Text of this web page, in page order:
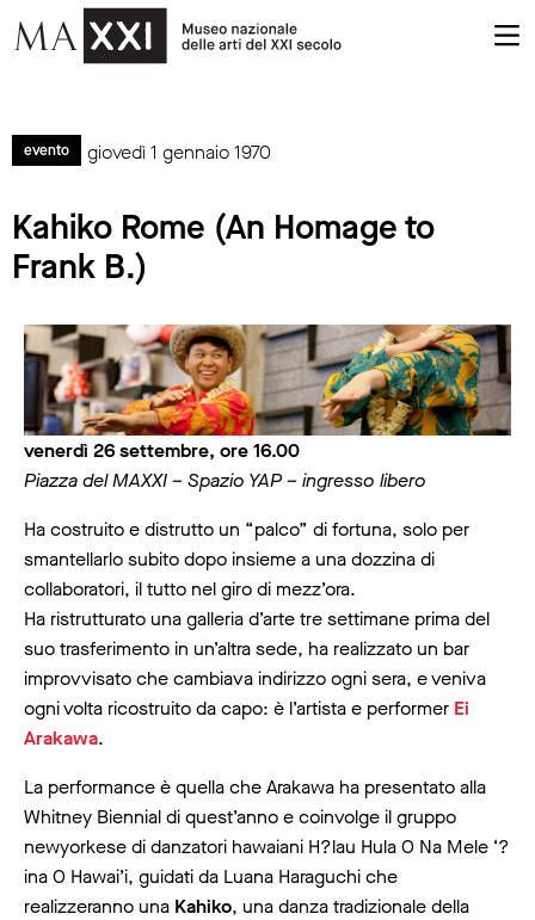
evento giovedì 1 gennaio 1970
Kahiko Rome (An Homage to
Frank B.)
venerdì 26 settembre, ore 16.00
Piazza del MAXXI – Spazio YAP – ingresso libero
Ha costruito e distrutto un “palco” di fortuna, solo per
smantellarlo subito dopo insieme a una dozzina di
collaboratori, il tutto nel giro di mezz’ora.
Ha ristrutturato una galleria d’arte tre settimane prima del
suo trasferimento in un’altra sede, ha realizzato un bar
improvvisato che cambiava indirizzo ogni sera, e veniva
ogni volta ricostruito da capo: è l’artista e performer Ei
Arakawa.
La performance è quella che Arakawa ha presentato alla
Whitney Biennial di quest’anno e coinvolge il gruppo
newyorkese di danzatori hawaiani H?lau Hula O Na Mele ‘?
ina O Hawai’i, guidati da Luana Haraguchi che
realizzeranno una Kahiko, una danza tradizionale della